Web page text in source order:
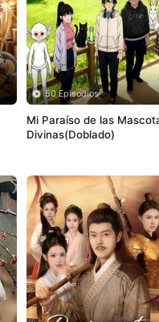
50 Episodios
Mi Paraíso de las
Divinas(Doblado)